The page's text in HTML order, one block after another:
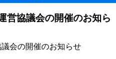
営協議会の開催のお知ら
会の開催のお知らせ